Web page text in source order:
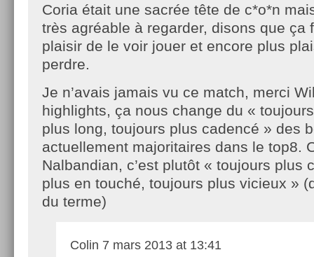
Coria était une sacrée tête de c*o*n
très agréable à regarder, disons que ça
plaisir de le voir jouer et encore plus
perdre.
Je n’avais jamais vu ce match, merci
highlights, ça nous change du «
plus long, toujours plus cadencé » des
actuellement majoritaires dans le top8.
Nalbandian, c’est plutôt « toujours plus
plus en touché, toujours plus vicieux »
du terme)
Colin 7 mars 2013 at 13:41